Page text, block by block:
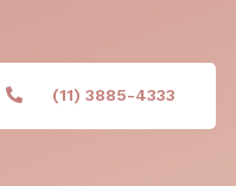
(11) 3885-4333